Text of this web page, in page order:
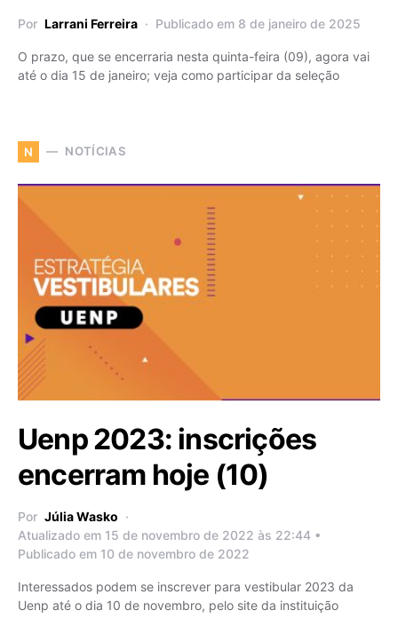
Por Larrani Ferreira Publicado em 8 de janeiro de 2025
O prazo, que se encerraria nesta quinta-feira (09), agora vai
até o dia 15 de janeiro; veja como participar da seleção
N NOTÍCIAS
Uenp 2023: inscrições
encerram hoje (10)
Por Júlia Wasko
Atualizado em 15 de novembro de 2022 às 22:44 •
Publicado em 10 de novembro de 2022
Interessados podem se inscrever para vestibular 2023 da
Uenp até o dia 10 de novembro, pelo site da instituição